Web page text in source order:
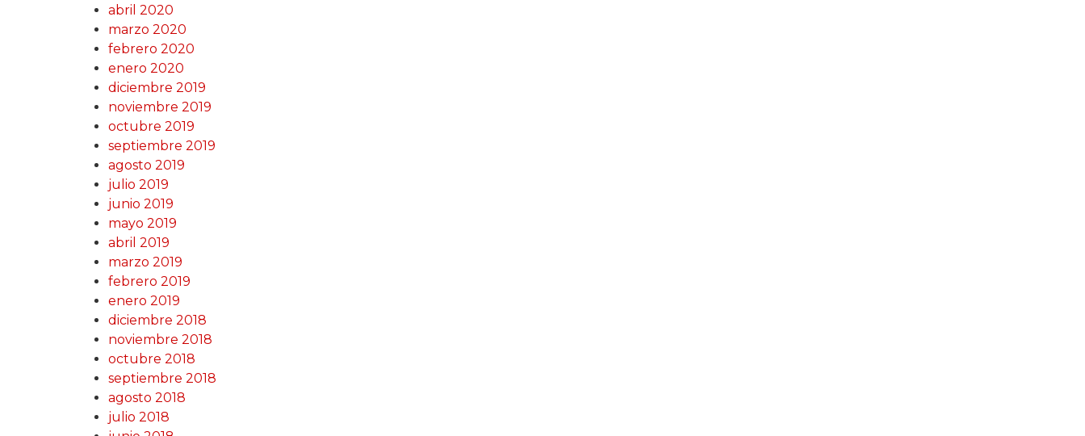
abril 2020
marzo 2020
febrero 2020
enero 2020
diciembre 2019
noviembre 2019
octubre 2019
septiembre 2019
agosto 2019
julio 2019
junio 2019
mayo 2019
abril 2019
marzo 2019
febrero 2019
enero 2019
diciembre 2018
noviembre 2018
octubre 2018
septiembre 2018
agosto 2018
julio 2018